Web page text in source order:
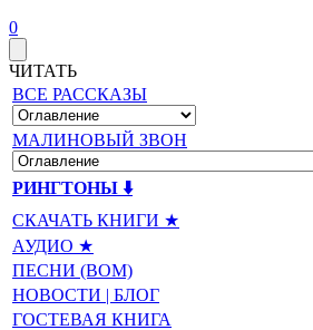
0
ЧИТАТЬ
ВСЕ РАССКАЗЫ
МАЛИНОВЫЙ ЗВОН
РИНГТОНЫ ⬇️
СКАЧАТЬ КНИГИ ★
АУДИО ★
ПЕСНИ (BOM)
НОВОСТИ | БЛОГ
ГОСТЕВАЯ КНИГА